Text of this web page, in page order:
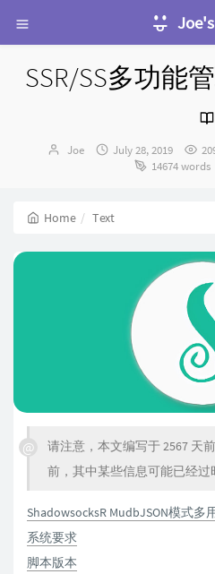
SSR/SS多功能
Author：
Joe
发
July 28, 2019
14674 words
Home Text
请注意，本文编写于 2567 天
前，其中某些信息可能已经过
ShadowsocksR MudbJSON模式多
系统要求
脚本版本